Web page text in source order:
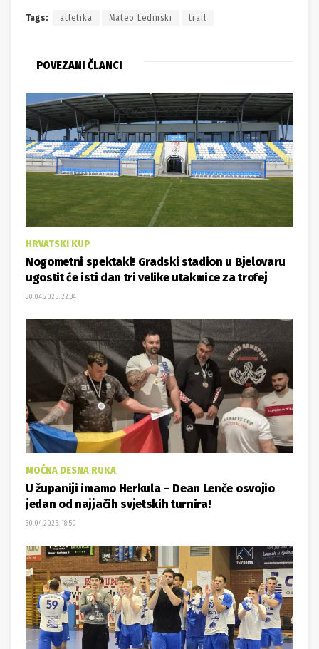
Tags: atletika Mateo Ledinski trail
POVEZANI ČLANCI
HRVATSKI KUP
Nogometni spektakl! Gradski stadion u Bjelovaru
ugostit će isti dan tri velike utakmice za trofej
30.04.2025. 22:34
MOĆNA DESNA RUKA
U županiji imamo Herkula – Dean Lenče osvojio
jedan od najjačih svjetskih turnira!
30.04.2025. 18:50